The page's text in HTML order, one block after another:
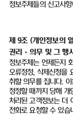
정보주체들의 신고사
제 9조 (개인정보의
권리·의무 및 그 행
정보주체는 언제든지
오류정정, 삭제신청을
취할 의무를 집니다.
정정할 때까지 당해 개
처리된 고객정보는 더
전화로 요청할 수 있습